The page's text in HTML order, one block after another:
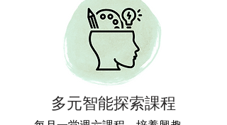
多元智能探索課程